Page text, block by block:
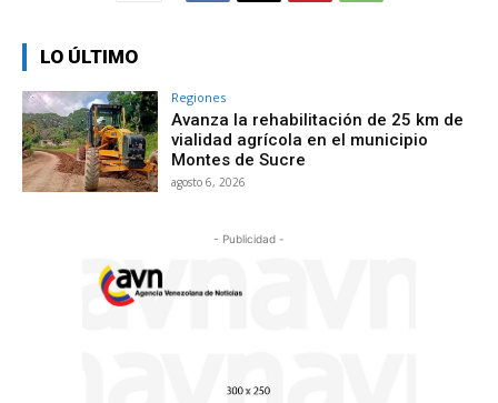
LO ÚLTIMO
Regiones
Avanza la rehabilitación de 25 km de
vialidad agrícola en el municipio
Montes de Sucre
agosto 6, 2026
- Publicidad -